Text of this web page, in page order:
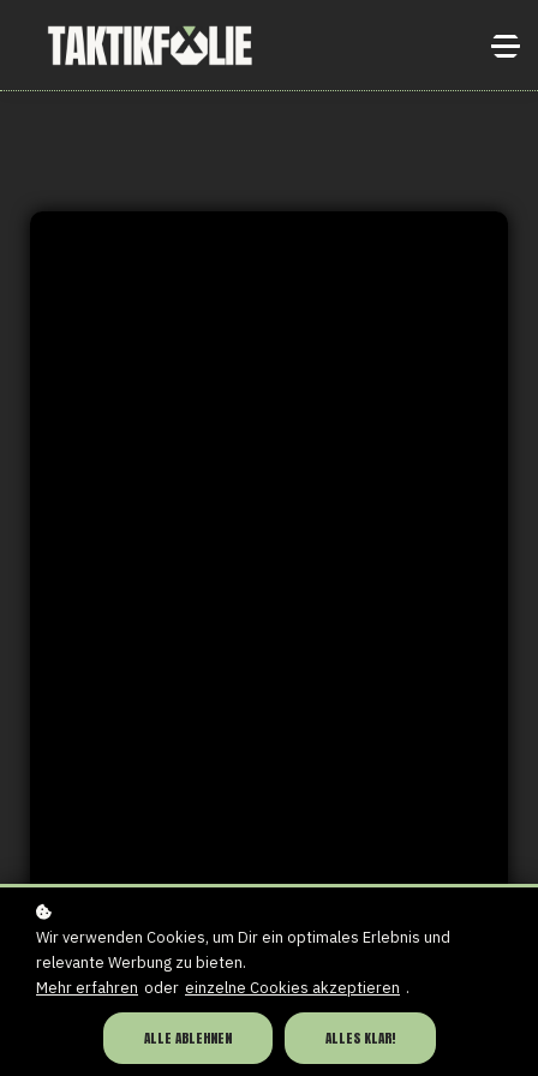
ACADEMY
ÜBER UNS
Wir verwenden Cookies, um Dir ein optimales Erlebnis und
relevante Werbung zu bieten.
Mehr erfahren oder einzelne Cookies akzeptieren .
ALLE ABLEHNEN ALLES KLAR!